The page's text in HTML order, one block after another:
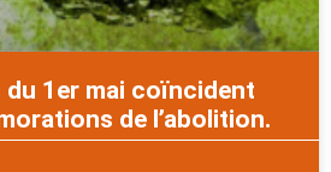
1er mai coïncident
de l’abolition.